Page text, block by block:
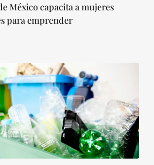
México capacita a mujeres
para emprender